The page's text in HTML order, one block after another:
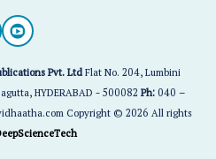
Pvt. LtdFlat No. 204, Lumbini
HYDERABAD - 500082Ph:040 –
Copyright © 2026 All rights